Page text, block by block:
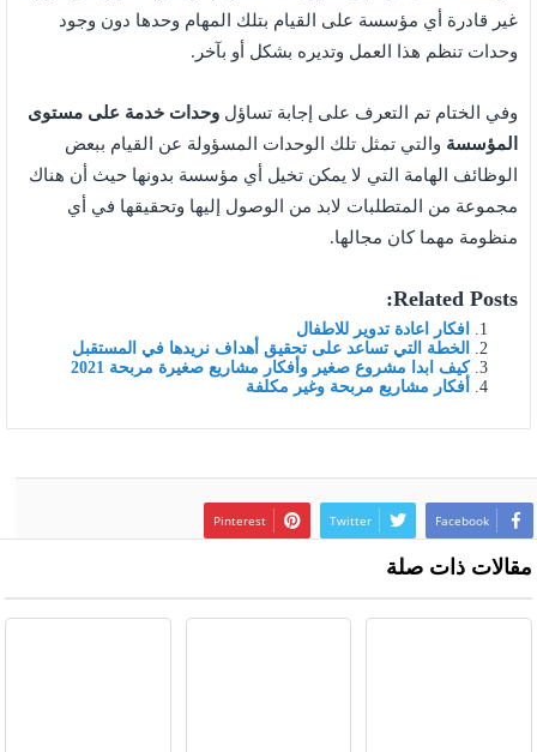
غير قادرة أي مؤسسة على القيام بتلك المهام وحدها دون وجود
وحدات تنظم هذا العمل وتديره بشكل أو بآخر.
وفي الختام تم التعرف على إجابة تساؤل وحدات خدمة على مستوى
المؤسسة والتي تمثل تلك الوحدات المسؤولة عن القيام ببعض
الوظائف الهامة التي لا يمكن تخيل أي مؤسسة بدونها حيث أن هناك
مجموعة من المتطلبات لابد من الوصول إليها وتحقيقها في أي
منظومة مهما كان مجالها.
Related Posts:
افكار اعادة تدوير للاطفال
الخطة التي تساعد على تحقيق أهداف نريدها في المستقبل
كيف ابدا مشروع صغير وأفكار مشاريع صغيرة مربحة 2021
أفكار مشاريع مربحة وغير مكلفة
Facebook
Twitter
Pinterest
مقالات ذات صلة